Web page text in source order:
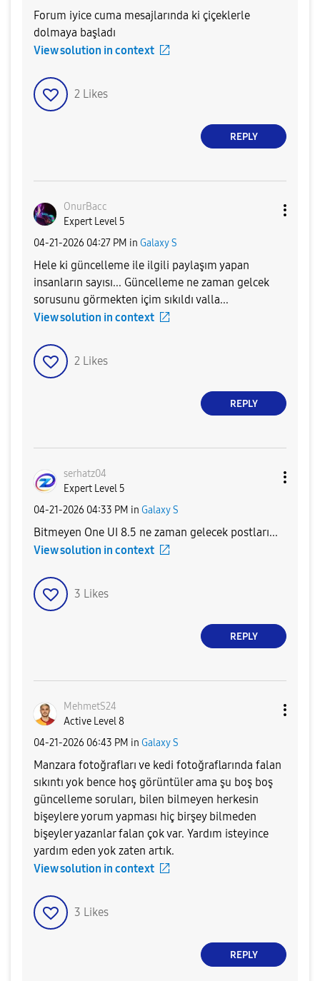
Forum iyice cuma mesajlarında ki çiçeklerle
dolmaya başladı
View solution in context
2 Likes
REPLY
OnurBacc
Expert Level 5
‎04-21-2026 04:27 PM in Galaxy S
Hele ki güncelleme ile ilgili paylaşım yapan
insanların sayısı... Güncelleme ne zaman gelcek
sorusunu görmekten içim sıkıldı valla...
View solution in context
2 Likes
REPLY
serhatz04
Expert Level 5
‎04-21-2026 04:33 PM in Galaxy S
Bitmeyen One UI 8.5 ne zaman gelecek postları...
View solution in context
3 Likes
REPLY
MehmetS24
Active Level 8
‎04-21-2026 06:43 PM in Galaxy S
Manzara fotoğrafları ve kedi fotoğraflarında falan
sıkıntı yok bence hoş görüntüler ama şu boş boş
güncelleme soruları, bilen bilmeyen herkesin
bişeylere yorum yapması hiç birşey bilmeden
bişeyler yazanlar falan çok var. Yardım isteyince
yardım eden yok zaten artık.
View solution in context
3 Likes
REPLY